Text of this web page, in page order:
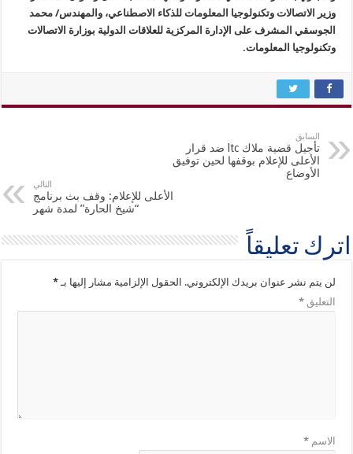
وزير الاتصالات وتكنولوجيا المعلومات للذكاء الاصطناعي، والمهندس/ محمد
الجوسقي المشرف على الإدارة المركزية للعلاقات الدولية بوزارة الاتصالات
وتكنولوجيا المعلومات.
السابق
تأجيل قضية ملاك ltc ضد قرار
الأعلى للإعلام بوقفها لحين توفيق
الأوضاع
التالي
الأعلى للإعلام: وقف بث برنامج
“شيخ الحارة” لمدة شهر
اترك تعليقاً
لن يتم نشر عنوان بريدك الإلكتروني. الحقول الإلزامية مشار إليها بـ*
التعليق*
الاسم*